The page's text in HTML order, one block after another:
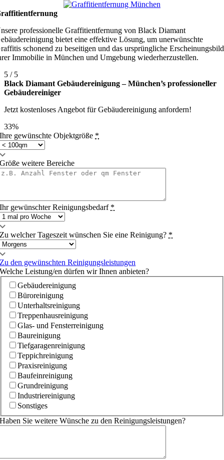
professionelle Graffitientfernung von Black Diamant
bietet eine effektive Lösung, um unerwünschte
schonend zu beseitigen und das ursprüngliche Erscheinungsbild
Immobilie in München und Umgebung wiederherzustellen.
5 / 5
Black Diamant Gebäudereinigung – München’s professioneller
Gebäudereiniger
Jetzt kostenloses Angebot für Gebäudereinigung anfordern!
33%
Ihre gewünschte Objektgröße *
Größe weitere Bereiche
Ihr gewünschter Reinigungsbedarf *
Zu welcher Tageszeit wünschen Sie eine Reinigung? *
Zu den gewünschten Reinigungsleistungen
Welche Leistung/en dürfen wir Ihnen anbieten?
Gebäudereinigung
Büroreinigung
Unterhaltsreinigung
Treppenhausreinigung
Glas- und Fensterreinigung
Baureinigung
Tiefgaragenreinigung
Teppichreinigung
Praxisreinigung
Baufeinreinigung
Grundreinigung
Industriereinigung
Sonstiges
Haben Sie weitere Wünsche zu den Reinigungsleistungen?